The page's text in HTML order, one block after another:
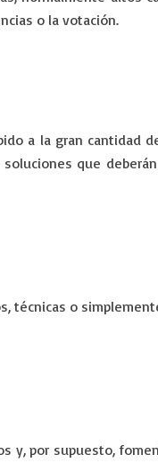
o la votación.
a la gran cantidad
que
técnicas o
y, por supuesto,